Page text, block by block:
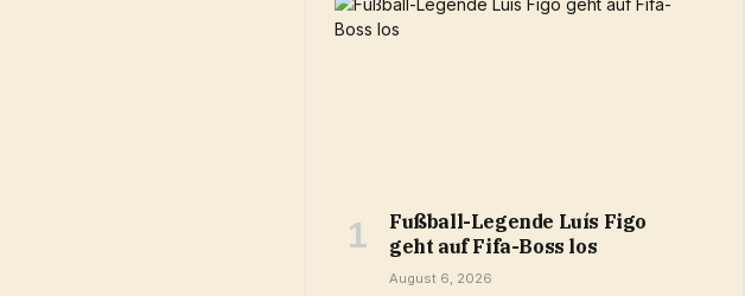
Fußball-Legende Luís Figo
geht auf Fifa-Boss los
August 6, 2026